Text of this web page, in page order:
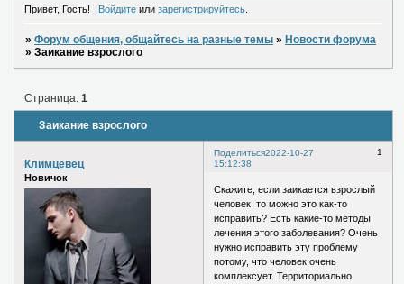
Привет, Гость! Войдитеили зарегистрируйтесь.
»Форум общения, общайтесь на разные темы »Новости форума
»Заикание взрослого
Заикание взрослого
Страница:1
Поделиться 1
2022-10-27
15:12:38
Климцевец
Новичок
Скажите, если заикается взрослый
человек, то можно это как-то
исправить? Есть какие-то методы
лечения этого заболевания? Очень
нужно исправить эту проблему
потому, что человек очень
комплексует. Территориально